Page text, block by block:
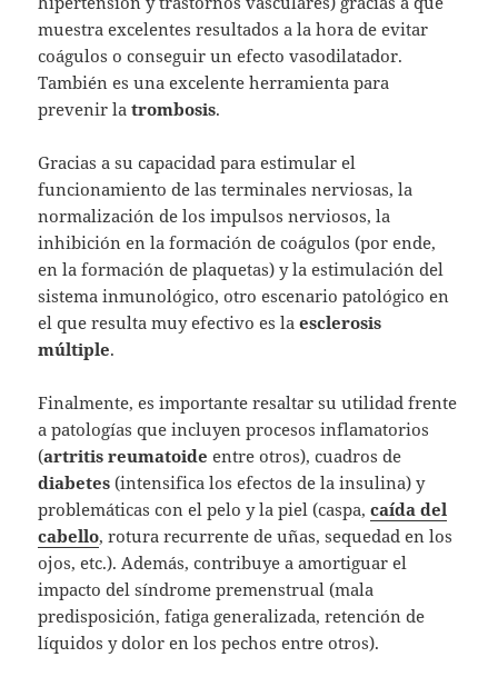
muestra excelentes resultados a la hora de evitar
coágulos o conseguir un efecto vasodilatador.
También es una excelente herramienta para
prevenir latrombosis.
Gracias a su capacidad para estimular el
funcionamiento de las terminales nerviosas, la
normalización de los impulsos nerviosos, la
inhibición en la formación de coágulos (por ende,
en la formación de plaquetas) y la estimulación del
sistema inmunológico, otro escenario patológico en
el que resulta muy efectivo es laesclerosis
múltiple.
Finalmente, es importante resaltar su utilidad frente
a patologías que incluyen procesos inflamatorios
(artritis reumatoide entre otros), cuadros de
diabetes (intensifica los efectos de la insulina) y
problemáticas con el pelo y la piel (caspa,caída del
cabello, rotura recurrente de uñas, sequedad en los
ojos, etc.). Además, contribuye a amortiguar el
impacto del síndrome premenstrual (mala
predisposición, fatiga generalizada, retención de
líquidos y dolor en los pechos entre otros).